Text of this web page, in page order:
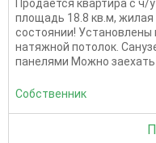
Продается квартира с
площадь 18.8 кв.м,
состоянии! Установлены
натяжной потолок.
панелями Можно заехать
Собственник